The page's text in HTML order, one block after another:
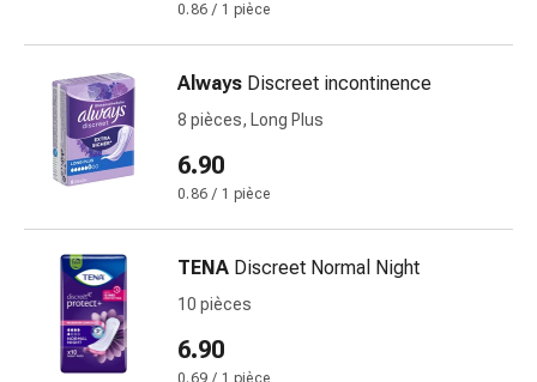
concentration
Allergies
et
rhume
foins
Antiallergiques
Gastro-
intestinal
0.86 / 1 pièce
Always Discreet incontinence
8 pièces, Long Plus
6.90
0.86 / 1 pièce
TENA Discreet Normal Night
10 pièces
6.90
0.69 / 1 pièce